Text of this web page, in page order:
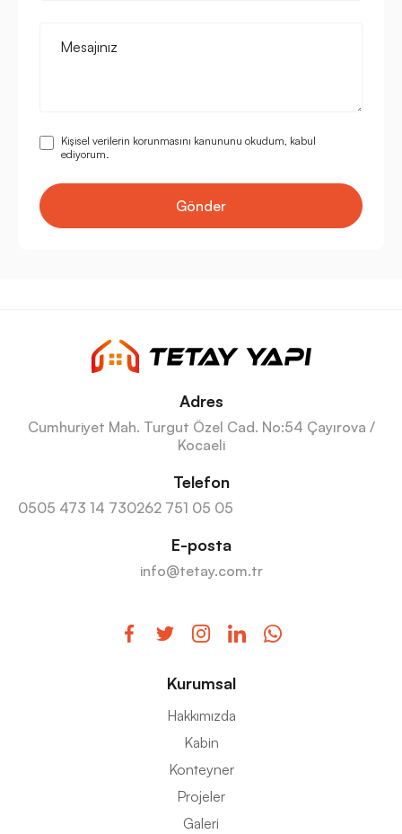
Mesajınız
Kişisel verilerin korunmasını kanununu okudum, kabul
ediyorum.
Gönder
Adres
Cumhuriyet Mah. Turgut Özel Cad. No:54 Çayırova /
Kocaeli
Telefon
0505 473 14 730262 751 05 05
E-posta
info@tetay.com.tr
Kurumsal
Hakkımızda
Kabin
Konteyner
Projeler
Galeri